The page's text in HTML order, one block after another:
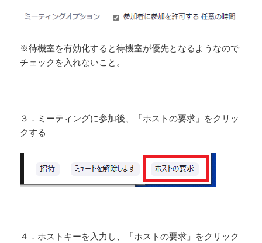
※待機室を有効化すると待機室が優先となるようなので
チェックを入れないこと。
３．ミーティングに参加後、「ホストの要求」をクリッ
クする
４．ホストキーを入力し、「ホストの要求」をクリック